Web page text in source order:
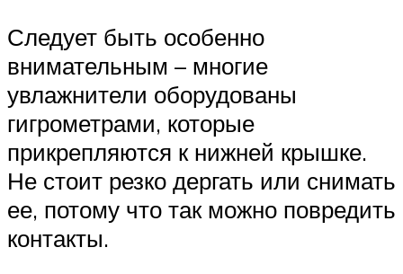
Следует быть особенно
внимательным – многие
увлажнители оборудованы
гигрометрами, которые
прикрепляются к нижней крышке.
Не стоит резко дергать или снимать
ее, потому что так можно повредить
контакты.